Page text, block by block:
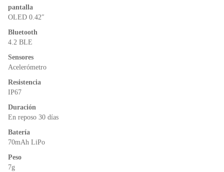
pantalla
OLED 0.42″
Bluetooth
4.2 BLE
Sensores
Acelerómetro
Resistencia
IP67
Duración
En reposo 30 días
Batería
70mAh LiPo
Peso
7g